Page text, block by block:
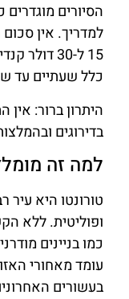
הסיורים
למדריך. אין
15 ל-30
כלל שעתיים עד
היתרון ברור:
בדירוגים
למה זה
טורונטו היא
ופוליטית. ללא
כמו בניינים
עומד מאחורי
בעשורים